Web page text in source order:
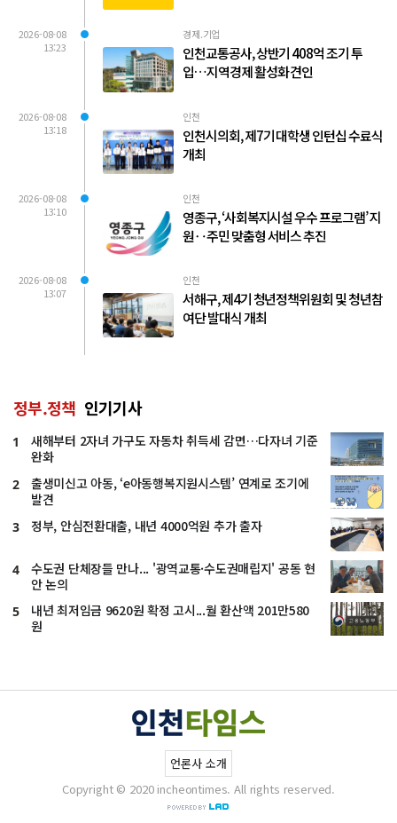
2026-08-08
13:23
경제.기업
인천교통공사, 상반기 408억 조기 투
입…지역경제 활성화 견인
2026-08-08
13:18
인천
인천시의회, 제7기 대학생 인턴십 수료식
개최
2026-08-08
13:10
인천
영종구, ‘사회복지시설 우수 프로그램’ 지
원‥주민 맞춤형 서비스 추진
2026-08-08
13:07
인천
서해구, 제4기 청년정책위원회 및 청년참
여단 발대식 개최
정부.정책 인기기사
1
새해부터 2자녀 가구도 자동차 취득세 감면…다자녀 기준
완화
2
출생미신고 아동, ‘e아동행복지원시스템’ 연계로 조기에
발견
3 정부, 안심전환대출, 내년 4000억원 추가 출자
4
수도권 단체장들 만나... '광역교통·수도권매립지' 공동 현
안 논의
5
내년 최저임금 9620원 확정 고시...월 환산액 201만580
원
언론사 소개
Copyright © 2020 incheontimes. All rights reserved.